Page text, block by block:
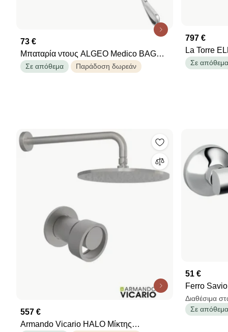
73 €
Μπαταρία ντους ALGEO Medico BAGM7
FERRO
Σε απόθεμα Παράδοση δωρεάν
797 €
La Torre
Σε απόθεμα
557 €
Armando Vicario HALO Μίκτης
51 €
Ferro
Κεραμικό,
Διαθέσιμα
Σε απόθεμα